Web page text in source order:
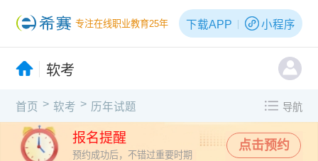
专注在线职业教育25年 下载APP 小程序
软考
首页 > 软考 > 历年试题 导航
报名提醒
预约成功后，不错过重要时期
点击预约